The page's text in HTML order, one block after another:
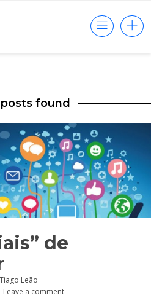
posts found
de
Leão
Leave a comment